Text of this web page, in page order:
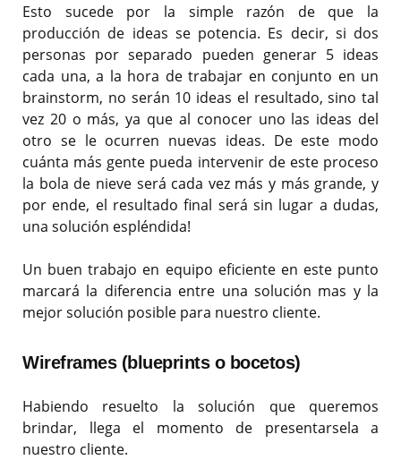
Esto sucede por la simple razón de que la
producción de ideas se potencia. Es decir, si dos
personas por separado pueden generar 5 ideas
cada una, a la hora de trabajar en conjunto en un
brainstorm, no serán 10 ideas el resultado, sino tal
vez 20 o más, ya que al conocer uno las ideas del
otro se le ocurren nuevas ideas. De este modo
cuánta más gente pueda intervenir de este proceso
la bola de nieve será cada vez más y más grande, y
por ende, el resultado final será sin lugar a dudas,
una solución espléndida!
Un buen trabajo en equipo eficiente en este punto
marcará la diferencia entre una solución mas y la
mejor solución posible para nuestro cliente.
Wireframes (blueprints o bocetos)
Habiendo resuelto la solución que queremos
brindar, llega el momento de presentarsela a
nuestro cliente.